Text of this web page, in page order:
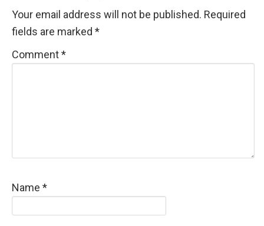
Your email address will not be published. Required
fields are marked *
Comment*
Name *